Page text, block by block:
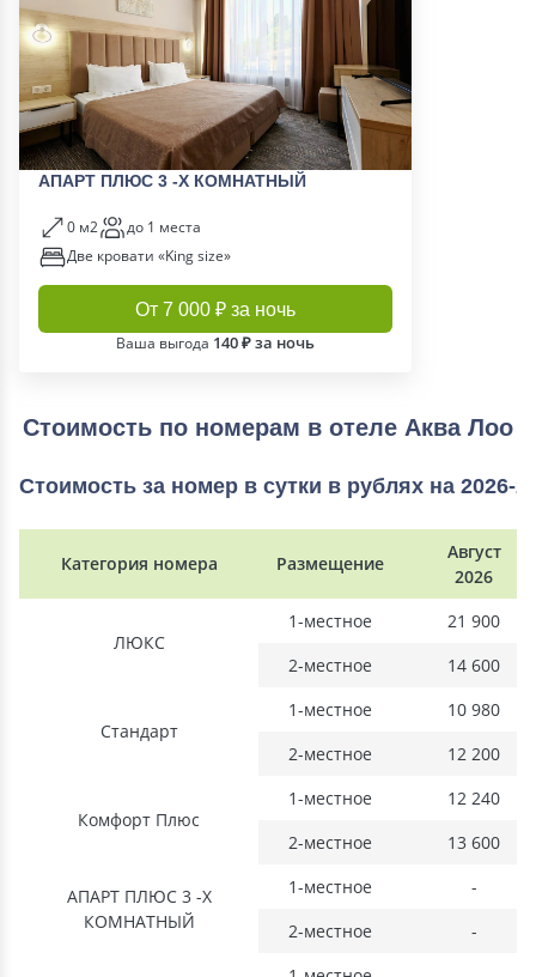
АПАРТ ПЛЮС 3 -Х КОМНАТНЫЙ
0 м2
до 1 места
Две кровати «King size»
От 7 000 ₽ за ночь
Ваша выгода 140 ₽ за ночь
Стоимость по номерам в отеле Аква Лоо
Стоимость за номер в сутки в рублях на 2026-
Категория номера Размещение
Август
2026
ЛЮКС
1-местное
21 900
2-местное
14 600
Стандарт
1-местное
10 980
2-местное
12 200
Комфорт Плюс
1-местное
12 240
2-местное
13 600
АПАРТ ПЛЮС 3 -Х
КОМНАТНЫЙ
1-местное
-
2-местное
-